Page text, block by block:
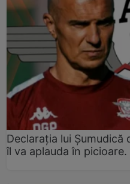
Declarația lui Șumudică
îl va aplauda în picioare.